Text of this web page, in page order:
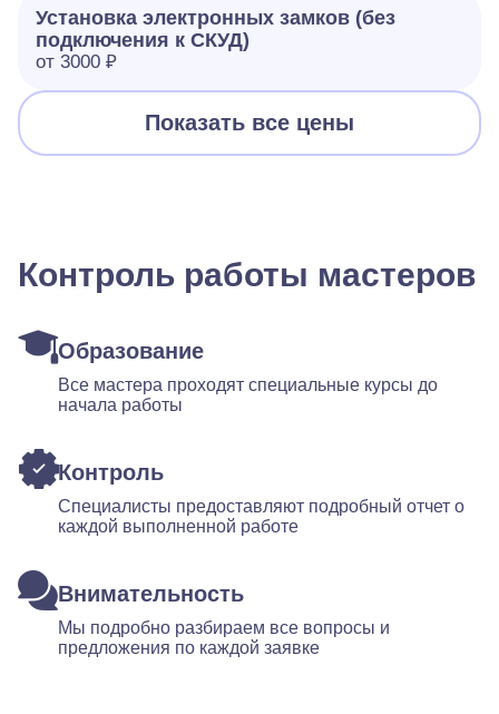
Установка электронных замков (без
подключения к СКУД)
от 3000 ₽
Показать все цены
Контроль работы мастеров
Образование
Все мастера проходят специальные курсы до
начала работы
Контроль
Специалисты предоставляют подробный отчет о
каждой выполненной работе
Внимательность
Мы подробно разбираем все вопросы и
предложения по каждой заявке